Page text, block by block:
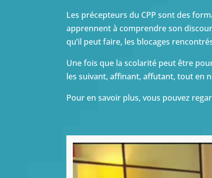
Les précepteurs du CPP sont des
apprennent à comprendre son
qu’il peut faire, les blocages
Une fois que la scolarité peut être
les suivant, affinant, affutant, tout en
Pour en savoir plus, vous pouvez